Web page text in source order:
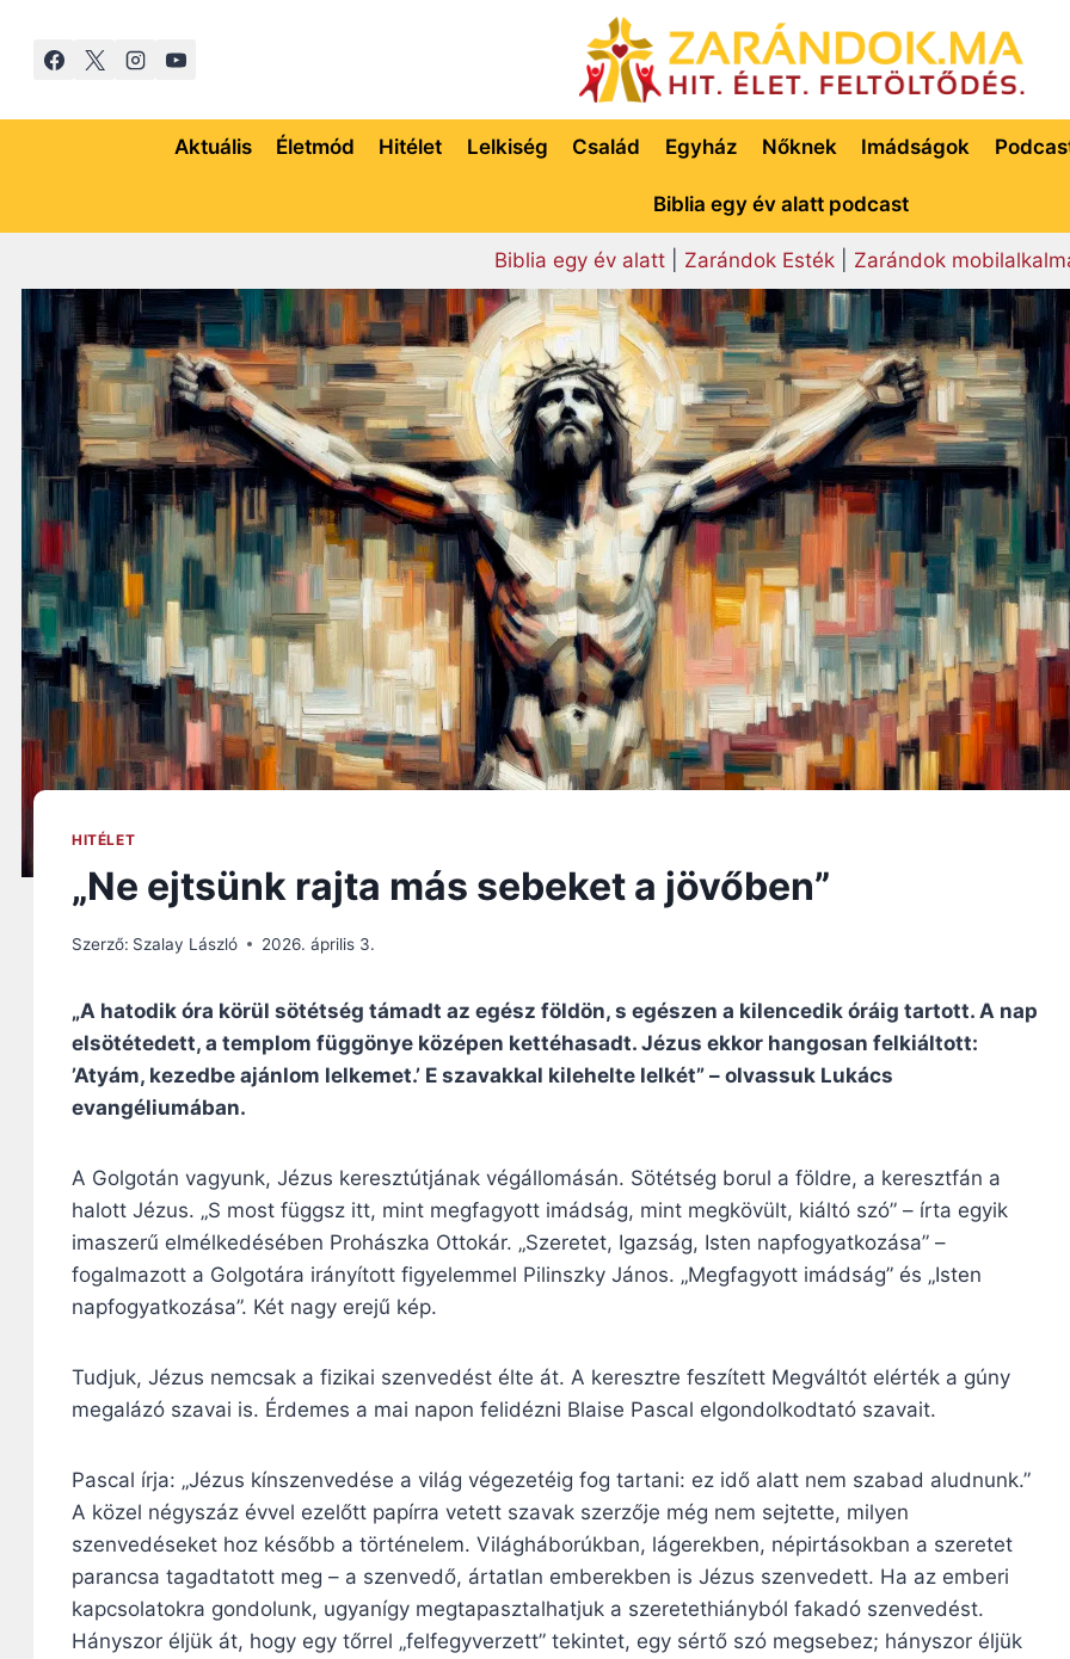
Aktuális Életmód Hitélet Lelkiség Család Egyház Nőknek Imádságok
Biblia egy év alatt podcast
Biblia egy év alatt| Zarándok Esték| Zarándok
HITÉLET
„Ne ejtsünk rajta más sebeket a jövőben”
Szerző: Szalay László 2026. április 3.
„A hatodik óra körül sötétség támadt az egész földön, s egészen a kilencedik óráig tartott. A nap
elsötétedett, a templom függönye középen kettéhasadt. Jézus ekkor hangosan felkiáltott:
’Atyám, kezedbe ajánlom lelkemet.’ E szavakkal kilehelte lelkét” – olvassuk Lukács
evangéliumában.
A Golgotán vagyunk, Jézus keresztútjának végállomásán. Sötétség borul a földre, a keresztfán a
halott Jézus. „S most függsz itt, mint megfagyott imádság, mint megkövült, kiáltó szó” – írta egyik
imaszerű elmélkedésében Prohászka Ottokár. „Szeretet, Igazság, Isten napfogyatkozása” –
fogalmazott a Golgotára irányított figyelemmel Pilinszky János. „Megfagyott imádság” és „Isten
napfogyatkozása”. Két nagy erejű kép.
Tudjuk, Jézus nemcsak a fizikai szenvedést élte át. A keresztre feszített Megváltót elérték a gúny
megalázó szavai is. Érdemes a mai napon felidézni Blaise Pascal elgondolkodtató szavait.
Pascal írja: „Jézus kínszenvedése a világ végezetéig fog tartani: ez idő alatt nem szabad aludnunk.”
A közel négyszáz évvel ezelőtt papírra vetett szavak szerzője még nem sejtette, milyen
szenvedéseket hoz később a történelem. Világháborúkban, lágerekben, népirtásokban a szeretet
parancsa tagadtatott meg – a szenvedő, ártatlan emberekben is Jézus szenvedett. Ha az emberi
kapcsolatokra gondolunk, ugyanígy megtapasztalhatjuk a szeretethiányból fakadó szenvedést.
Hányszor éljük át, hogy egy tőrrel „felfegyverzett” tekintet, egy sértő szó megsebez; hányszor éljük